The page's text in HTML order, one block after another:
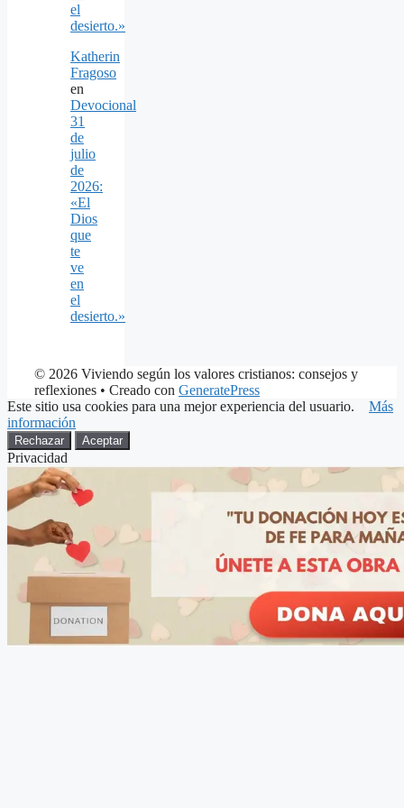
el
desierto.»
Katherin
Fragoso
en
Devocional
31
de
julio
de
2026:
«El
Dios
que
te
ve
en
el
desierto.»
© 2026 Viviendo según los valores cristianos: consejos y
reflexiones • Creado con GeneratePress
Este sitio usa cookies para una mejor experiencia del usuario. Más
información
Rechazar Aceptar
Privacidad